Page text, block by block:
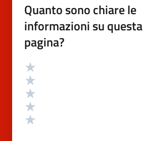
Quanto sono chiare le
informazioni su questa
pagina?
Valutazione